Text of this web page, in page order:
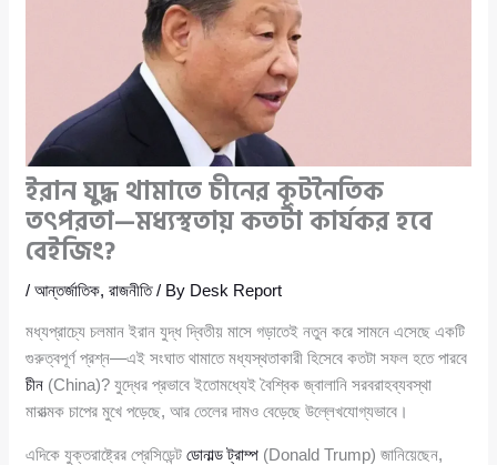
ইরান যুদ্ধ থামাতে চীনের কূটনৈতিক
তৎপরতা—মধ্যস্থতায় কতটা কার্যকর হবে
বেইজিং?
/আন্তর্জাতিক,রাজনীতি/ By Desk Report
মধ্যপ্রাচ্যে চলমান ইরান যুদ্ধ দ্বিতীয় মাসে গড়াতেই নতুন করে সামনে এসেছে একটি
গুরুত্বপূর্ণ প্রশ্ন—এই সংঘাত থামাতে মধ্যস্থতাকারী হিসেবে কতটা সফল হতে পারবে
চীন (China)? যুদ্ধের প্রভাবে ইতোমধ্যেই বৈশ্বিক জ্বালানি সরবরাহব্যবস্থা
মারাত্মক চাপের মুখে পড়েছে, আর তেলের দামও বেড়েছে উল্লেখযোগ্যভাবে।
এদিকে যুক্তরাষ্ট্রের প্রেসিডেন্টডোনাল্ড ট্রাম্প (Donald Trump) জানিয়েছেন,